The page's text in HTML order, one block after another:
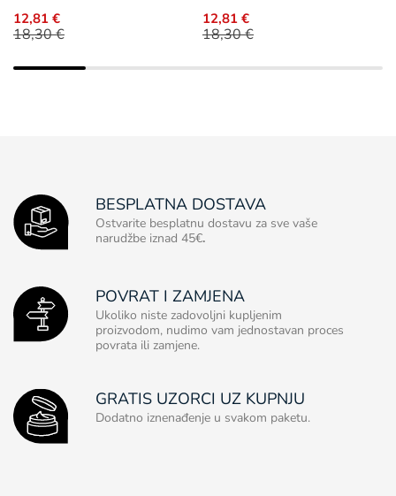
12,81 €
18,30 €
12,81 €
18,30 €
BESPLATNA DOSTAVA
Ostvarite besplatnu dostavu za sve vaše
narudžbe iznad 45€.
POVRAT I ZAMJENA
Ukoliko niste zadovoljni kupljenim
proizvodom, nudimo vam jednostavan proces
povrata ili zamjene.
GRATIS UZORCI UZ KUPNJU
Dodatno iznenađenje u svakom paketu.